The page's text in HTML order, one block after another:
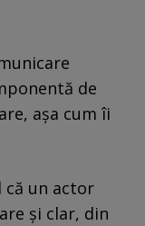
de
așa cum îi
că un actor
și clar, din